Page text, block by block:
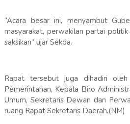
“Acara besar ini, menyambut
masyarakat, perwakilan partai
saksikan” ujar Sekda.
Rapat tersebut juga dihadiri
Pemerintahan, Kepala Biro
Umum, Sekretaris Dewan dan
ruang Rapat Sekretaris Daerah.(NM)